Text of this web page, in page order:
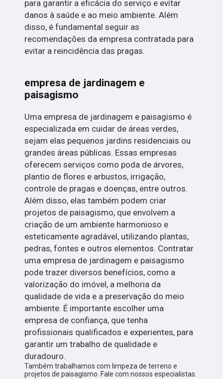
para garantir a eficácia do serviço e evitar
danos à saúde e ao meio ambiente. Além
disso, é fundamental seguir as
recomendações da empresa contratada para
evitar a reincidência das pragas.
empresa de jardinagem e
paisagismo
Uma empresa de jardinagem e paisagismo é
especializada em cuidar de áreas verdes,
sejam elas pequenos jardins residenciais ou
grandes áreas públicas. Essas empresas
oferecem serviços como poda de árvores,
plantio de flores e arbustos, irrigação,
controle de pragas e doenças, entre outros.
Além disso, elas também podem criar
projetos de paisagismo, que envolvem a
criação de um ambiente harmonioso e
esteticamente agradável, utilizando plantas,
pedras, fontes e outros elementos. Contratar
uma empresa de jardinagem e paisagismo
pode trazer diversos benefícios, como a
valorização do imóvel, a melhoria da
qualidade de vida e a preservação do meio
ambiente. É importante escolher uma
empresa de confiança, que tenha
profissionais qualificados e experientes, para
garantir um trabalho de qualidade e
duradouro.
Também trabalhamos com limpeza de terreno e
projetos de paisagismo. Fale com nossos especialistas.